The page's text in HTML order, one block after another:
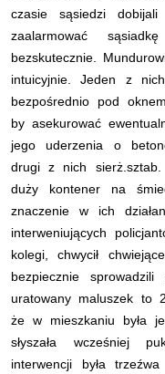
czasie sąsiedzi
zaalarmować
bezskutecznie.
intuicyjnie. Jeden z
bezpośrednio pod
by asekurować
jego uderzenia o
drugi z nich
duży kontener na
znaczenie w ich
interweniujących
kolegi, chwycił
bezpiecznie
uratowany maluszek to
że w mieszkaniu była
słyszała wcześniej
interwencji była